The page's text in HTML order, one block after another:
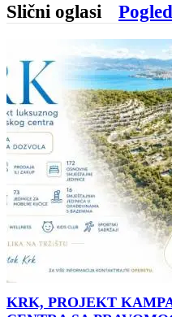
Slični oglasi
KRK, PROJEKT